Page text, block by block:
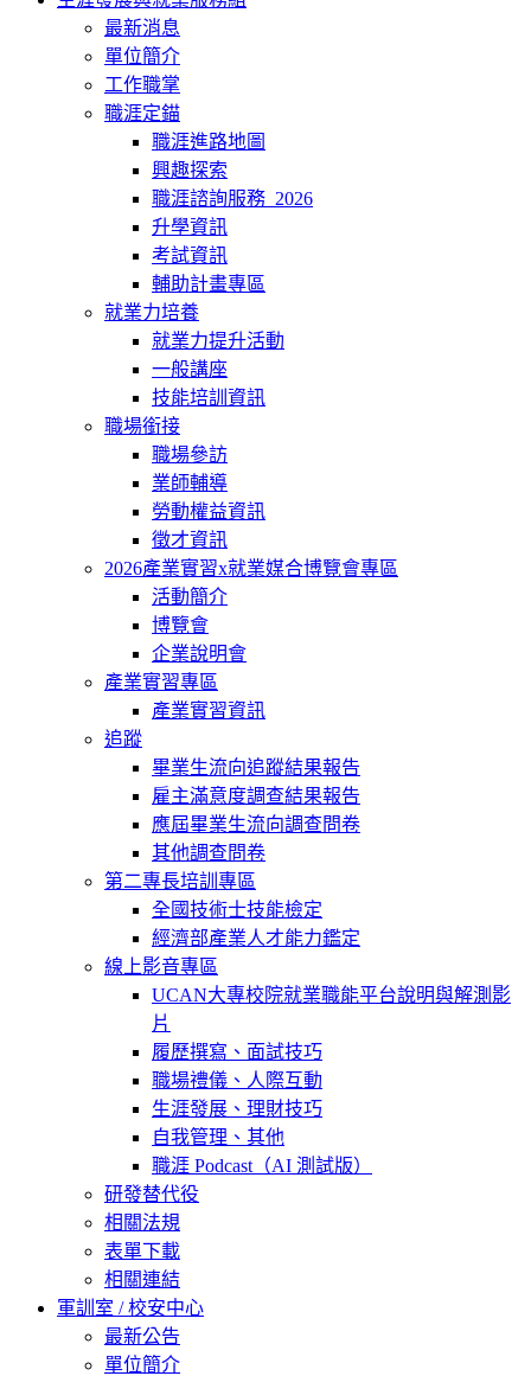
最新消息
單位簡介
工作職掌
職涯定錨
職涯進路地圖
興趣探索
職涯諮詢服務_2026
升學資訊
考試資訊
輔助計畫專區
就業力培養
就業力提升活動
一般講座
技能培訓資訊
職場銜接
職場參訪
業師輔導
勞動權益資訊
徵才資訊
2026產業實習x就業媒合博覽會專區
活動簡介
博覽會
企業說明會
產業實習專區
產業實習資訊
追蹤
畢業生流向追蹤結果報告
雇主滿意度調查結果報告
應屆畢業生流向調查問卷
其他調查問卷
第二專長培訓專區
全國技術士技能檢定
經濟部產業人才能力鑑定
線上影音專區
UCAN大專校院就業職能平台說明與解測影
片
履歷撰寫、面試技巧
職場禮儀、人際互動
生涯發展、理財技巧
自我管理、其他
職涯 Podcast（AI 測試版）
研發替代役
相關法規
表單下載
相關連結
軍訓室 / 校安中心
最新公告
單位簡介